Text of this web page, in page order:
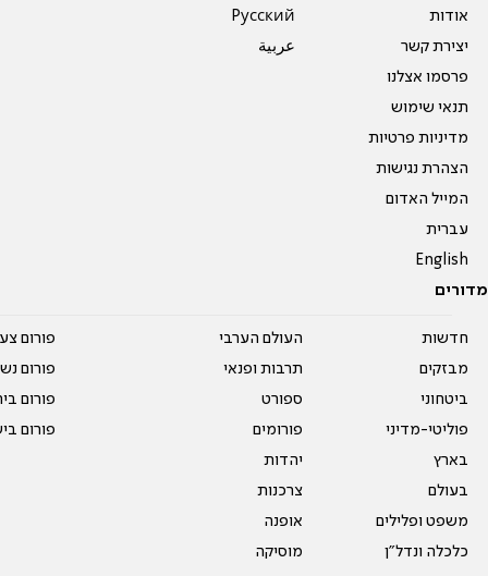
אודות
יצירת קשר
פרסמו אצלנו
תנאי שימוש
מדיניות פרטיות
הצהרת נגישות
המייל האדום
עברית
English
Pусский
عربية
מדורים
חדשות
מבזקים
ביטחוני
פוליטי-מדיני
בארץ
בעולם
משפט ופלילים
כלכלה ונדל"ן
העולם הערבי
תרבות ופנאי
ספורט
פורומים
יהדות
צרכנות
אופנה
מוסיקה
פורום
פורום
פורום
פורום